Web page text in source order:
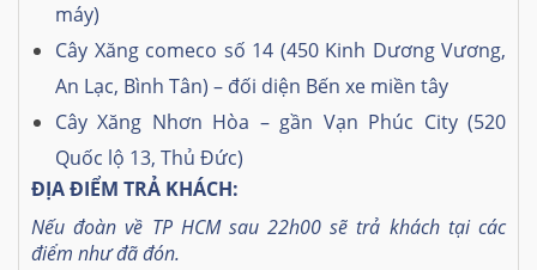
máy)
Cây Xăng comeco số 14 (450 Kinh Dương Vương,
An Lạc, Bình Tân) – đối diện Bến xe miền tây
Cây Xăng Nhơn Hòa – gần Vạn Phúc City (520
Quốc lộ 13, Thủ Đức)
ĐỊA ĐIỂM TRẢ KHÁCH:
Nếu đoàn về TP HCM sau 22h00 sẽ trả khách tại các
điểm như đã đón.